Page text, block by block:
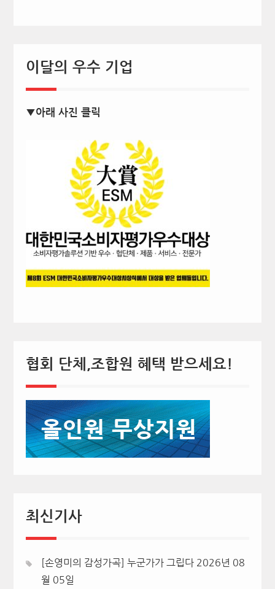
이달의 우수 기업
▼아래 사진 클릭
협회 단체,조합원 혜택 받으세요!
최신기사
[손영미의 감성가곡] 누군가가 그립다 2026년 08
월 05일